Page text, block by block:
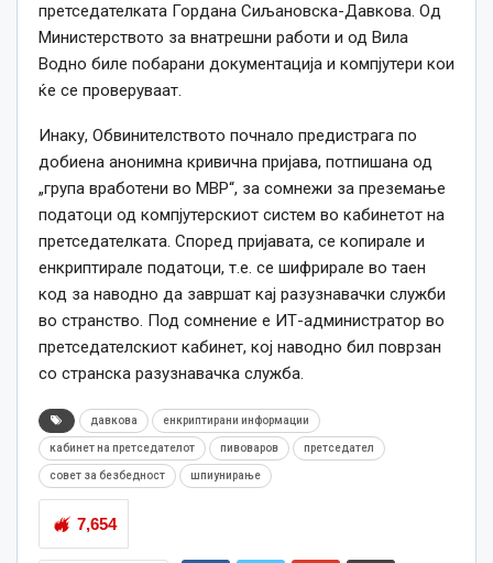
претседателката Гордана Сиљановска-Давкова. Од
Министерството за внатрешни работи и од Вила
Водно биле побарани документација и компјутери кои
ќе се проверуваат.
Инаку, Обвинителството почнало предистрага по
добиена анонимна кривична пријава, потпишана од
„група вработени во МВР“, за сомнежи за преземање
податоци од компјутерскиот систем во кабинетот на
претседателката. Според пријавата, се копирале и
енкриптирале податоци, т.е. се шифрирале во таен
код за наводно да завршат кај разузнавачки служби
во странство. Под сомнение е ИТ-администратор во
претседателскиот кабинет, кој наводно бил поврзан
со странска разузнавачка служба.
давкова енкриптирани информации
кабинет на претседателот пивоваров претседател
совет за безбедност шпиунирање
7,654